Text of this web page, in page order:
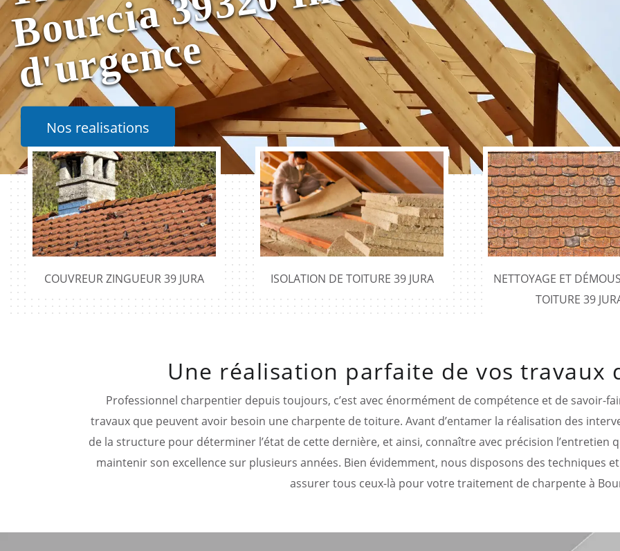
e
Nos realisations
COUVREUR ZINGUEUR 39 JURA ISOLATION DE TOITURE 39 JURA
NETTOYAGE ET
TOITURE 39
Une réalisation parfaite de vos travaux
Professionnel charpentier depuis toujours, c’est avec énormément de compétence et de savoir-
travaux que peuvent avoir besoin une charpente de toiture. Avant d’entamer la réalisation des
de la structure pour déterminer l’état de cette dernière, et ainsi, connaître avec précision l’entretien
maintenir son excellence sur plusieurs années. Bien évidemment, nous disposons des techniques
assurer tous ceux-là pour votre traitement de charpente à